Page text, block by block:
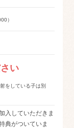
）
い
をしている子は別
入していただきま
典がついていま